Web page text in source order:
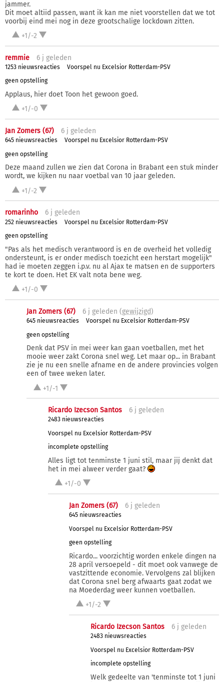
jammer.
Dit moet altiid passen, want ik kan me niet voorstellen dat we tot
voorbij eind mei nog in deze grootschalige lockdown zitten.
+1/-2
remmie 6 j geleden
1253 nieuwsreacties
Voorspel nu Excelsior Rotterdam-PSV
geen opstelling
Applaus, hier doet Toon het gewoon goed.
+1/-0
Jan Zomers (67) 6 j geleden
645 nieuwsreacties
Voorspel nu Excelsior Rotterdam-PSV
geen opstelling
Deze maand zullen we zien dat Corona in Brabant een stuk minder
wordt, we kijken nu naar voetbal van 10 jaar geleden.
+1/-2
romarinho 6 j geleden
252 nieuwsreacties
Voorspel nu Excelsior Rotterdam-PSV
geen opstelling
"Pas als het medisch verantwoord is en de overheid het volledig
ondersteunt, is er onder medisch toezicht een herstart mogelijk"
had ie moeten zeggen i.p.v. nu al Ajax te matsen en de supporters
te kort te doen. Het EK valt nota bene weg.
+1/-0
Jan Zomers (67) 6 j geleden (gewijzigd)
645 nieuwsreacties
Voorspel nu Excelsior Rotterdam-PSV
geen opstelling
Denk dat PSV in mei weer kan gaan voetballen, met het
mooie weer zakt Corona snel weg. Let maar op... in Brabant
zie je nu een snelle afname en de andere provincies volgen
een of twee weken later.
+1/-1
Ricardo Izecson Santos 6 j geleden
2483 nieuwsreacties
Voorspel nu Excelsior Rotterdam-PSV
incomplete opstelling
Alles ligt tot tenminste 1 juni stil, maar jij denkt dat
het in mei alweer verder gaat?
+1/-0
Jan Zomers (67) 6 j geleden
645 nieuwsreacties
Voorspel nu Excelsior Rotterdam-PSV
geen opstelling
Ricardo... voorzichtig worden enkele dingen na
28 april versoepeld - dit moet ook vanwege de
vastzittende economie. Vervolgens zal blijken
dat Corona snel berg afwaarts gaat zodat we
na Moederdag weer kunnen voetballen.
+1/-2
Ricardo Izecson Santos 6 j geleden
2483 nieuwsreacties
Voorspel nu Excelsior Rotterdam-PSV
incomplete opstelling
Welk gedeelte van 'tenminste tot 1 juni